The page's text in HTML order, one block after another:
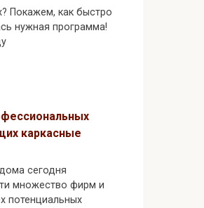
Покажем, как быстро
нужная программа!
каркасные
сегодня
множество фирм и
потенциальных